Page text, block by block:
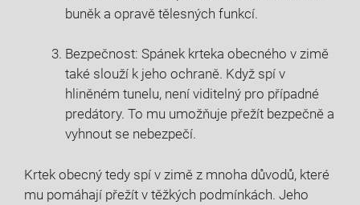
buněk a opravě tělesných funkcí.
Bezpečnost: Spánek krteka obecného v zimě
také slouží k jeho ochraně. Když spí v
hliněném tunelu, není viditelný pro případné
predátory. To mu umožňuje přežít bezpečně a
vyhnout se nebezpečí.
Krtek obecný tedy spí v zimě z mnoha důvodů, které
mu pomáhají přežít v těžkých podmínkách. Jeho